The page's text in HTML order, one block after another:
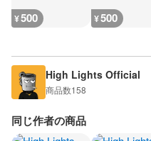
¥500 ¥500
High Lights Official
商品数158
同じ作者の商品